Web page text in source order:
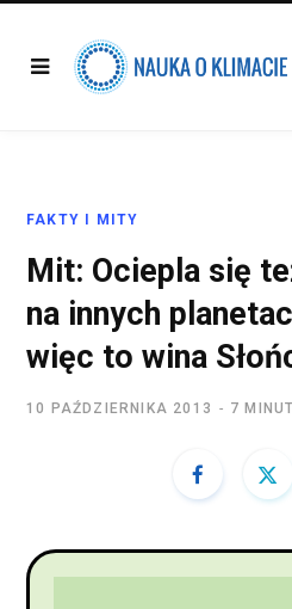
FAKTY I MITY
Mit: Ociepla się
na innych
więc to wina
10 PAŹDZIERNIKA 2013 7